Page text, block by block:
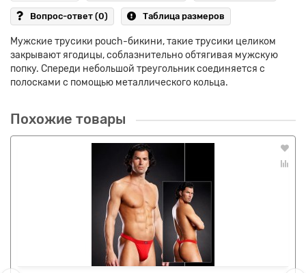
Вопрос-ответ (0) Таблица размеров
Мужские трусики pouch-бикини, такие трусики целиком
закрывают ягодицы, соблазнительно обтягивая мужскую
попку. Спереди небольшой треугольник соединяется с
полосками с помощью металлического кольца.
Похожие товары